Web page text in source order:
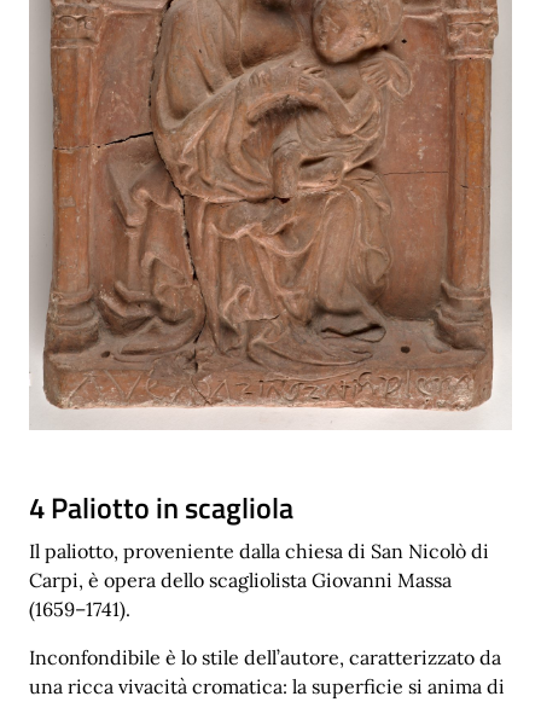
4 Paliotto in scagliola
Il paliotto, proveniente dalla chiesa di San Nicolò di
Carpi, è opera dello scagliolista Giovanni Massa
(1659–1741).
Inconfondibile è lo stile dell’autore, caratterizzato da
una ricca vivacità cromatica: la superficie si anima di